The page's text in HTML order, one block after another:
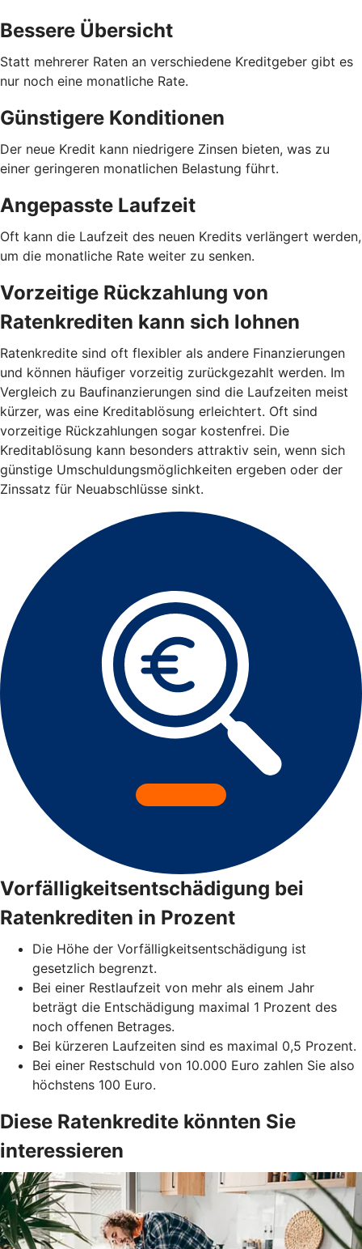
Bessere Übersicht
Statt mehrerer Raten an verschiedene Kreditgeber gibt es
nur noch eine monatliche Rate.
Günstigere Konditionen
Der neue Kredit kann niedrigere Zinsen bieten, was zu
einer geringeren monatlichen Belastung führt.
Angepasste Laufzeit
Oft kann die Laufzeit des neuen Kredits verlängert werden,
um die monatliche Rate weiter zu senken.
Vorzeitige Rückzahlung von
Ratenkrediten kann sich lohnen
Ratenkredite sind oft flexibler als andere Finanzierungen
und können häufiger vorzeitig zurückgezahlt werden. Im
Vergleich zu Baufinanzierungen sind die Laufzeiten meist
kürzer, was eine Kreditablösung erleichtert. Oft sind
vorzeitige Rückzahlungen sogar kostenfrei. Die
Kreditablösung kann besonders attraktiv sein, wenn sich
günstige Umschuldungsmöglichkeiten ergeben oder der
Zinssatz für Neuabschlüsse sinkt.
Vorfälligkeitsentschädigung bei
Ratenkrediten in Prozent
Die Höhe der Vorfälligkeitsentschädigung ist
gesetzlich begrenzt.
Bei einer Restlaufzeit von mehr als einem Jahr
beträgt die Entschädigung maximal 1 Prozent des
noch offenen Betrages.
Bei kürzeren Laufzeiten sind es maximal 0,5 Prozent.
Bei einer Restschuld von 10.000 Euro zahlen Sie also
höchstens 100 Euro.
Diese Ratenkredite könnten Sie
interessieren